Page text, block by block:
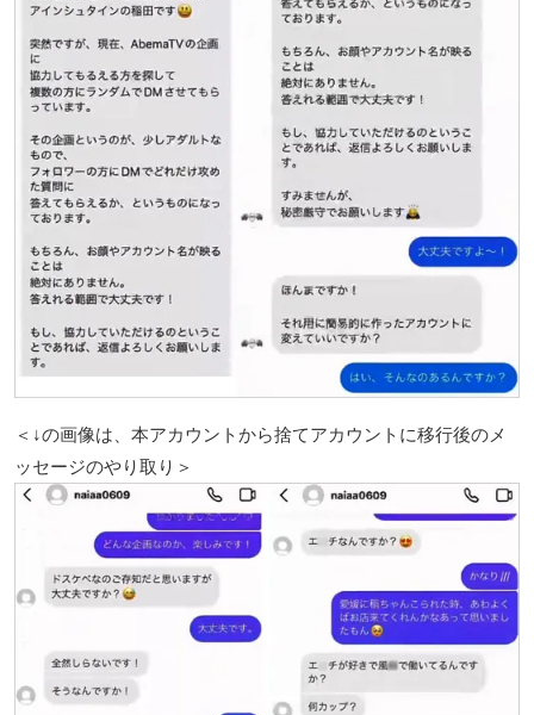
＜↓の画像は、本アカウントから捨てアカウントに移行後のメ
ッセージのやり取り＞